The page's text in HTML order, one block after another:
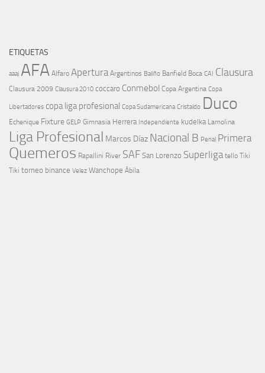
ETIQUETAS
aaaj AFA Alfaro Apertura Argentinos Baliño Banfield Boca CAI Clausura
Clausura 2009 Clausura 2010 coccaro Conmebol Copa Argentina Copa
Libertadores copa liga profesional Copa Sudamericana Cristaldo Duco
Echenique Fixture GELP Gimnasia Herrera Independiente kudelka Lamolina
Liga Profesional Marcos Díaz Nacional B Penal Primera
Quemeros Rapallini River SAF San Lorenzo Superliga tello Tiki
Tiki torneo binance Velez Wanchope Ábila